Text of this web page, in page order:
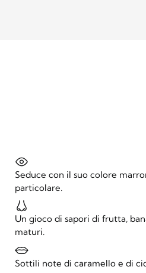
Seduce con il suo colore
particolare.
Un gioco di sapori di frutta,
maturi.
Sottili note di caramello e di